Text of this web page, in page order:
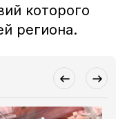
которого
региона.